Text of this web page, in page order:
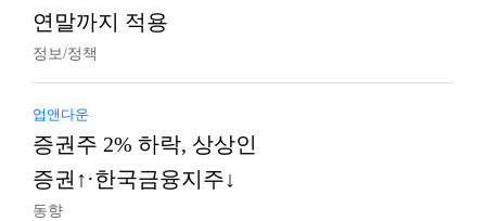
연말까지 적용
정보/정책
업앤다운
증권주 2% 하락, 상상인
증권↑·한국금융지주↓
동향